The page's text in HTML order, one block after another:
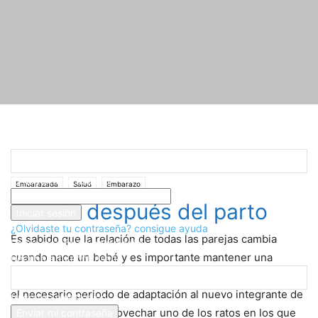
tu nombre de usuario
¿Olvidaste tu contraseña? consigue ayuda
Recuperación de contraseña
Recupera tu contraseña
tu correo electrónico
Embarazada Salud Embarazo
El sexo después del parto
Es sabido que la relación de todas las parejas cambia
cuando nace un bebé y es importante mantener una
el necesario periodo de adaptación al nuevo integrante de
la familia hay que aprovechar uno de los ratos en los que